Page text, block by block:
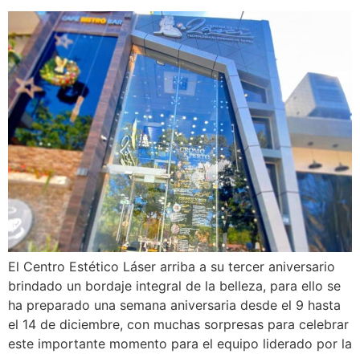
El Centro Estético Láser arriba a su tercer aniversario
brindado un bordaje integral de la belleza, para ello se
ha preparado una semana aniversaria desde el 9 hasta
el 14 de diciembre, con muchas sorpresas para celebrar
este importante momento para el equipo liderado por la